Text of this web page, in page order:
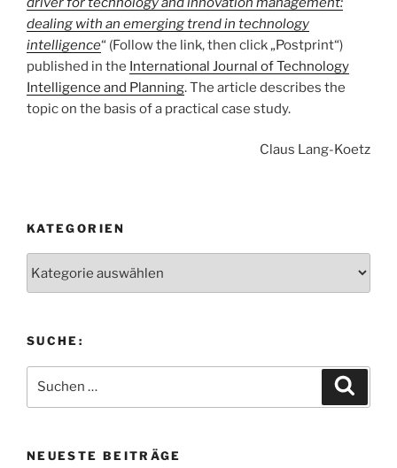
dealing with an emerging trend in technology
intelligence“ (Follow the link, then click „Postprint“)
published in the International Journal of Technology
Intelligence and Planning. The article describes the
topic on the basis of a practical case study.
Claus Lang-Koetz
KATEGORIEN
SUCHE:
nach:
NEUESTE BEITRÄGE